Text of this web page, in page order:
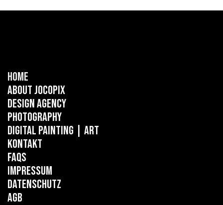
Home
About Jocopix
Design Agency
Photography
Digital Painting | ART
Kontakt
FAQs
Impressum
Datenschutz
AGB